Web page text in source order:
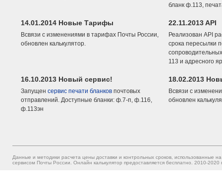
бланк ф.113,
14.01.2014 Новые Тарифы
Всвязи с изменениями в тарифах Почты России,
обновлен калькулятор.
22.11.2013 API
Реализован API
срока пересылки
113 и адресного
16.10.2013 Новый сервис!
Запущен сервис печати бланков почтовых
отправлений. Доступные бланки: ф.7-п, ф.116,
ф.113эн
18.02.2013
Всвязи с
обновлен
Данные и методики расчета цены доставки и контрольных сроков, использованные
сервисом Почты России. Онлайн калькулятор предоставляется бесплатно. 2010-2020